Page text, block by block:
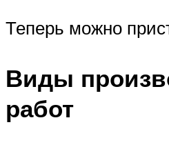
Теперь можно
Виды
работ